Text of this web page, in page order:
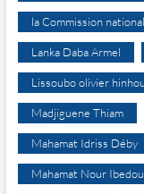
la Commission
Lanka Daba Armel
Lissoubo olivier
Madjiguene Thiam
Mahamat Idriss Déby
Mahamat Nour Ibedou